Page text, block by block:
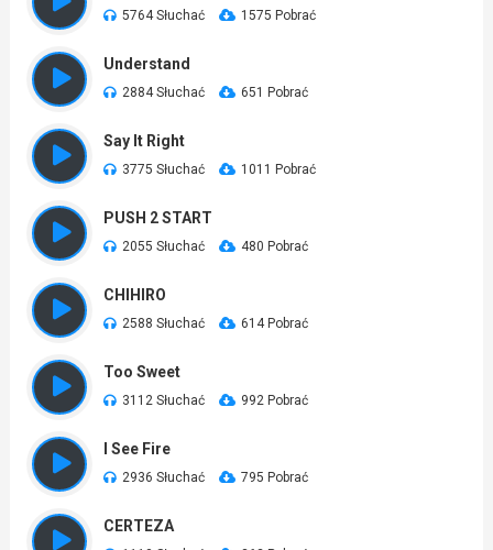
5764 Słuchać 1575 Pobrać
Understand
2884 Słuchać 651 Pobrać
Say It Right
3775 Słuchać 1011 Pobrać
PUSH 2 START
2055 Słuchać 480 Pobrać
CHIHIRO
2588 Słuchać 614 Pobrać
Too Sweet
3112 Słuchać 992 Pobrać
I See Fire
2936 Słuchać 795 Pobrać
CERTEZA